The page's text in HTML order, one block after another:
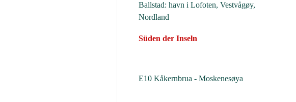
Ballstad: havn i Lofoten, Vestvågøy,
Nordland
Süden der Inseln
E10 Kåkernbrua - Moskenesøya